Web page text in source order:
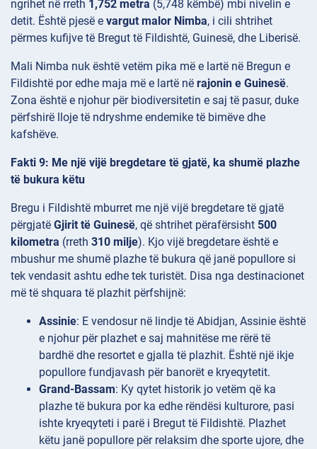
ngrihet në rreth 1,752 metra (5,748 këmbë) mbi nivelin e
detit. Është pjesë e vargut malor Nimba, i cili shtrihet
përmes kufijve të Bregut të Fildishtë, Guinesë, dhe Liberisë.
Mali Nimba nuk është vetëm pika më e lartë në Bregun e
Fildishtë por edhe maja më e lartë në rajonin e Guinesë.
Zona është e njohur për biodiversitetin e saj të pasur, duke
përfshirë lloje të ndryshme endemike të bimëve dhe
kafshëve.
Fakti 9: Me një vijë bregdetare të gjatë, ka shumë plazhe
të bukura këtu
Bregu i Fildishtë mburret me një vijë bregdetare të gjatë
përgjatë Gjirit të Guinesë, që shtrihet përafërsisht 500
kilometra (rreth 310 milje). Kjo vijë bregdetare është e
mbushur me shumë plazhe të bukura që janë popullore si
tek vendasit ashtu edhe tek turistët. Disa nga destinacionet
më të shquara të plazhit përfshijnë:
Assinie: E vendosur në lindje të Abidjan, Assinie është
e njohur për plazhet e saj mahnitëse me rërë të
bardhë dhe resortet e gjalla të plazhit. Është një ikje
popullore fundjavash për banorët e kryeqytetit.
Grand-Bassam: Ky qytet historik jo vetëm që ka
plazhe të bukura por ka edhe rëndësi kulturore, pasi
ishte kryeqyteti i parë i Bregut të Fildishtë. Plazhet
këtu janë popullore për relaksim dhe sporte ujore, dhe